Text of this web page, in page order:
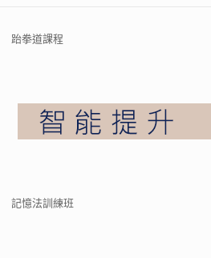
跆拳道課程
記憶法訓練班